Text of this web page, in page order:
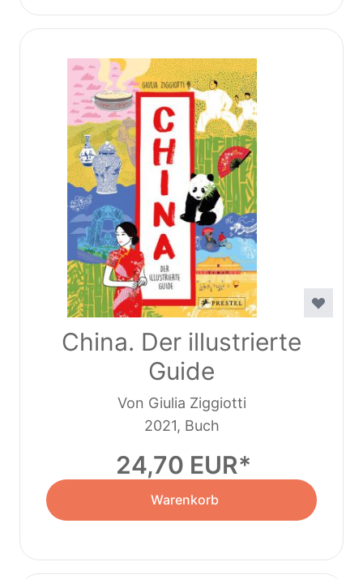
China. Der illustrierte
Guide
Von Giulia Ziggiotti
2021, Buch
24,70 EUR
Warenkorb